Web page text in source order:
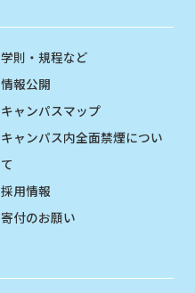
学則・規程など
情報公開
キャンパスマップ
キャンパス内全面禁煙につい
て
採用情報
寄付のお願い